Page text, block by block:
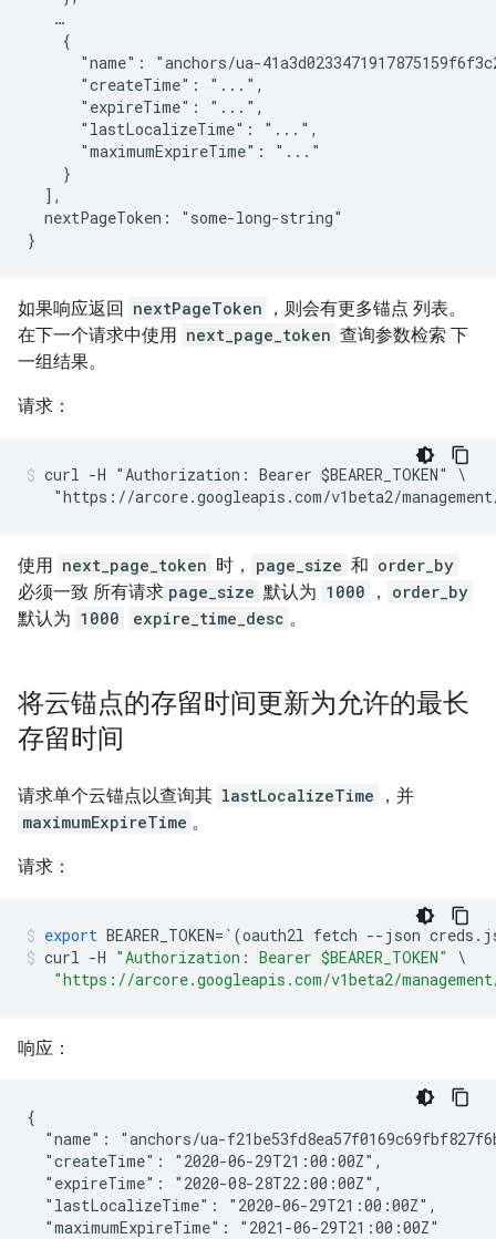
   …
    {
"name": "anchors/ua-
      "createTime": "...",
      "expireTime": "...",
      "lastLocalizeTime": "...",
      "maximumExpireTime": "..."
    }
  ],
  nextPageToken: "some-long-string"
如果响应返回 nextPageToken
，则会有更多锚点 列表。
在下一个请求中使用 next_page_token 查询参数检索 下
一组结果。
请求：
curl -H "Authorization: Bearer $BEARER_TOKEN" \
"https://arcore.googleapis.com/v1beta2/
使用 next_page_token 时， page_size 和 order_by
必须一致 所有请求 page_size 默认为 1000 ，
order_by
默认为 1000 expire_time_desc 。
将云锚点的存留时间更新为允许的最长
存留时间
请求单个云锚点以查询其 lastLocalizeTime
，并
maximumExpireTime 。
请求：
export BEARER_TOKEN= ` (oauth2l fetch -- json creds .
curl -H "Authorization: Bearer $BEARER_TOKEN"
\
"https://arcore.googleapis.com/v1beta2/
响应：
{
"name": "anchors/ua-
  "createTime": "2020-06-29T21:00:00Z",
  "expireTime": "2020-08-28T22:00:00Z",
  "lastLocalizeTime": "2020-06-29T21:00:00Z",
  "maximumExpireTime": "2021-06-29T21:00:00Z"